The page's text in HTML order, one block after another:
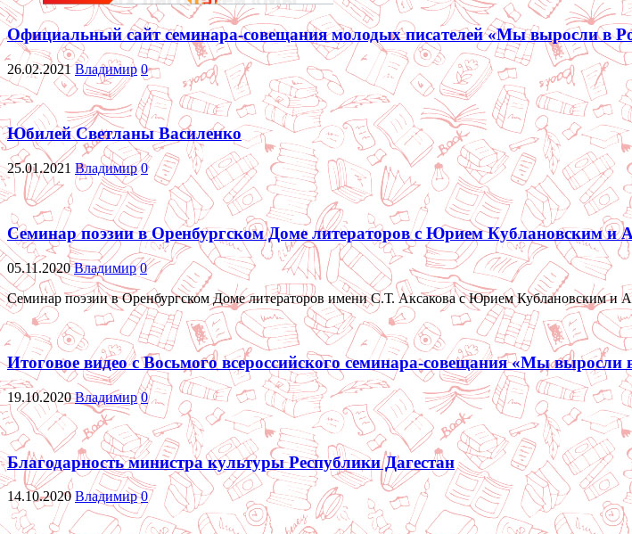
Официальный сайт семинара-совещания молодых писателей «Мы выросли в
26.02.2021 Владимир 0
Юбилей Светланы Василенко
25.01.2021 Владимир 0
Семинар поэзии в Оренбургском Доме литераторов с Юрием Кублановским и
05.11.2020 Владимир 0
Семинар поэзии в Оренбургском Доме литераторов имени С.Т. Аксакова с Юрием Кублановским и
Итоговое видео с Восьмого всероссийского семинара-совещания «Мы
19.10.2020 Владимир 0
Благодарность министра культуры Республики Дагестан
14.10.2020 Владимир 0